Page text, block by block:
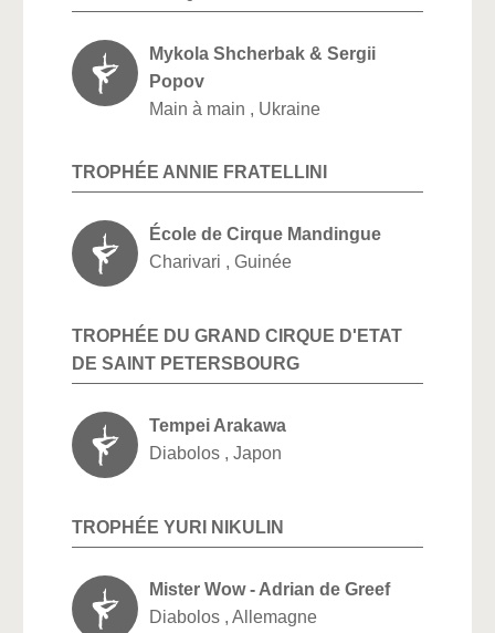
Mykola Shcherbak & Sergii
Popov
Main à main , Ukraine
TROPHÉE ANNIE FRATELLINI
École de Cirque Mandingue
Charivari , Guinée
TROPHÉE DU GRAND CIRQUE D'ETAT
DE SAINT PETERSBOURG
Tempei Arakawa
Diabolos , Japon
TROPHÉE YURI NIKULIN
Mister Wow - Adrian de Greef
Diabolos , Allemagne